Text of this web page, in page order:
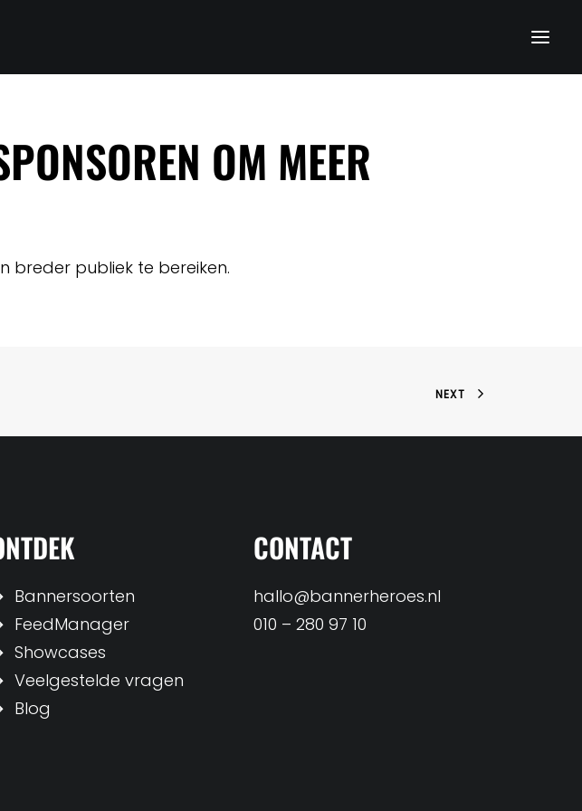
OM MEER
breder publiek te bereiken.
NEXT
Bannersoorten
FeedManager
Showcases
Veelgestelde vragen
Blog
CONTACT
hallo@bannerheroes.nl
010 – 280 97 10